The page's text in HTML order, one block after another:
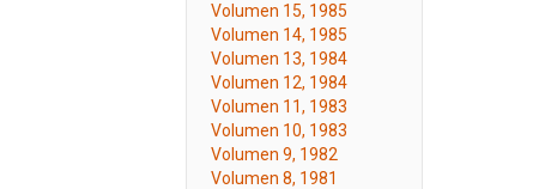
Volumen 15, 1985
Volumen 14, 1985
Volumen 13, 1984
Volumen 12, 1984
Volumen 11, 1983
Volumen 10, 1983
Volumen 9, 1982
Volumen 8, 1981